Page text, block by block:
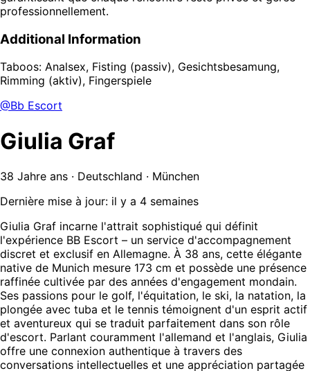
professionnellement.
Additional Information
Taboos: Analsex, Fisting (passiv), Gesichtsbesamung,
Rimming (aktiv), Fingerspiele
@Bb Escort
Giulia Graf
38 Jahre ans · Deutschland · München
Dernière mise à jour: il y a 4 semaines
Giulia Graf incarne l'attrait sophistiqué qui définit
l'expérience BB Escort – un service d'accompagnement
discret et exclusif en Allemagne. À 38 ans, cette élégante
native de Munich mesure 173 cm et possède une présence
raffinée cultivée par des années d'engagement mondain.
Ses passions pour le golf, l'équitation, le ski, la natation, la
plongée avec tuba et le tennis témoignent d'un esprit actif
et aventureux qui se traduit parfaitement dans son rôle
d'escort. Parlant couramment l'allemand et l'anglais, Giulia
offre une connexion authentique à travers des
conversations intellectuelles et une appréciation partagée